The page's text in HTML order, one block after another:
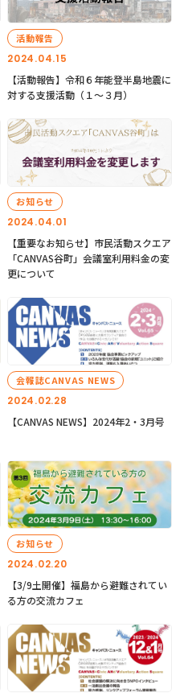
2024.04.15
活動報告
【活動報告】令和６年能登半島地震に
対する支援活動（１〜３月）
2024.04.01
お知らせ
【重要なお知らせ】市民活動スクエア
「CANVAS谷町」会議室利用料金の変
更について
2024.02.28
会報誌CANVAS NEWS
【CANVAS NEWS】2024年2・3月号
2024.02.20
お知らせ
【3/9土開催】福島から避難されてい
る方の交流カフェ